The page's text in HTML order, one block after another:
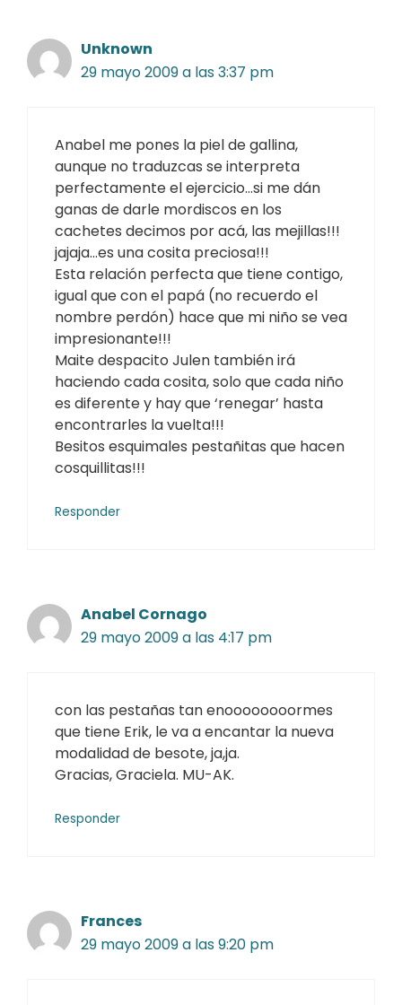
Unknown
29 mayo 2009 a las 3:37 pm
Anabel me pones la piel de gallina,
aunque no traduzcas se interpreta
perfectamente el ejercicio…si me dán
ganas de darle mordiscos en los
cachetes decimos por acá, las mejillas!!!
jajaja…es una cosita preciosa!!!
Esta relación perfecta que tiene contigo,
igual que con el papá (no recuerdo el
nombre perdón) hace que mi niño se vea
impresionante!!!
Maite despacito Julen también irá
haciendo cada cosita, solo que cada niño
es diferente y hay que ‘renegar’ hasta
encontrarles la vuelta!!!
Besitos esquimales pestañitas que hacen
cosquillitas!!!
Responder
Anabel Cornago
29 mayo 2009 a las 4:17 pm
con las pestañas tan enoooooooormes
que tiene Erik, le va a encantar la nueva
modalidad de besote, ja,ja.
Gracias, Graciela. MU-AK.
Responder
Frances
29 mayo 2009 a las 9:20 pm